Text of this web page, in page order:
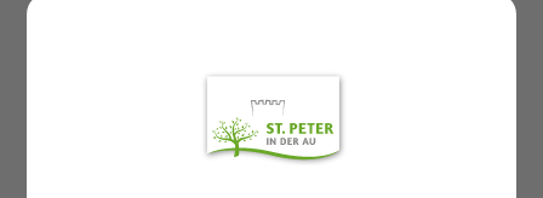
BÜRGERSERVICE
Abgaben, Gebühren und Tarife